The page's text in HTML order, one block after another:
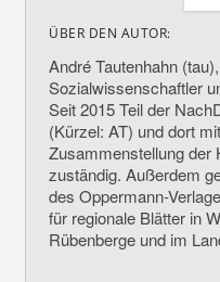
ÜBER DEN AUTOR:
André Tautenhahn
Sozialwissenschaftler
Seit 2015 Teil der
(Kürzel: AT) und dort
Zusammenstellung der
zuständig. Außerdem
des Oppermann-
für regionale Blätter in
Rübenberge und im